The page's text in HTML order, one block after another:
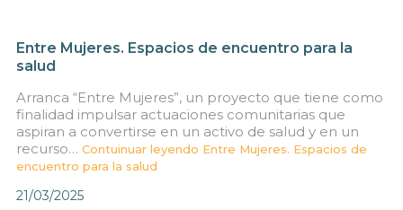
Entre Mujeres. Espacios de encuentro para la
salud
Arranca “Entre Mujeres”, un proyecto que tiene como
finalidad impulsar actuaciones comunitarias que
aspiran a convertirse en un activo de salud y en un
recurso… Contuinuar leyendo Entre Mujeres. Espacios de
encuentro para la salud
21/03/2025